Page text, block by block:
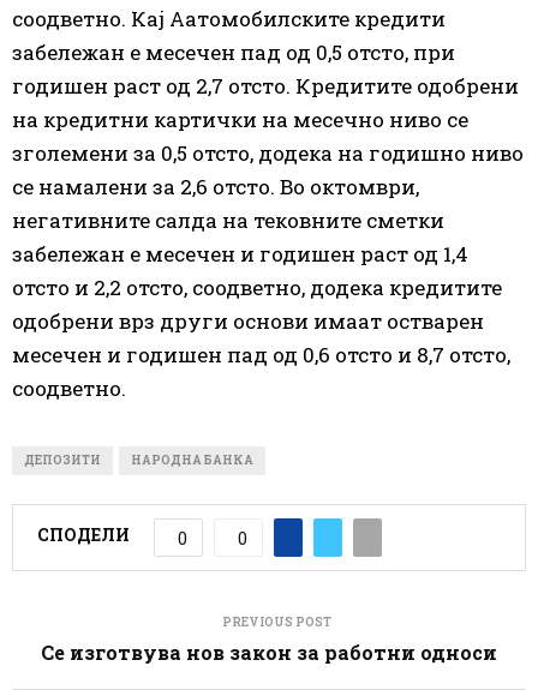
соодветно. Кај Аатомобилските кредити
забележан е месечен пад од 0,5 отсто, при
годишен раст од 2,7 отсто. Кредитите одобрени
на кредитни картички на месечно ниво се
зголемени за 0,5 отсто, додека на годишно ниво
се намалени за 2,6 отсто. Во октомври,
негативните салда на тековните сметки
забележан е месечен и годишен раст од 1,4
отсто и 2,2 отсто, соодветно, додека кредитите
одобрени врз други основи имаат остварен
месечен и годишен пад од 0,6 отсто и 8,7 отсто,
соодветно.
ДЕПОЗИТИ НАРОДНА БАНКА
СПОДЕЛИ 0 0
PREVIOUS POST
Се изготвува нов закон за работни односи